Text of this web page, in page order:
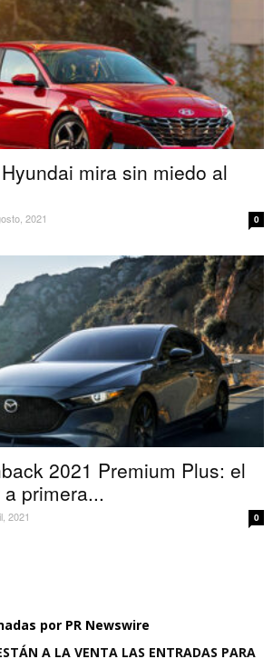
mira sin miedo al
2021 0
2021 Premium Plus: el
primera...
2021 0
por PR Newswire
A LA VENTA LAS ENTRADAS PARA